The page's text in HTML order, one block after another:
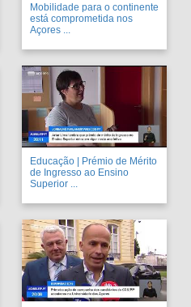
Mobilidade para o continente
está comprometida nos
Açores ...
Educação | Prémio de Mérito
de Ingresso ao Ensino
Superior ...